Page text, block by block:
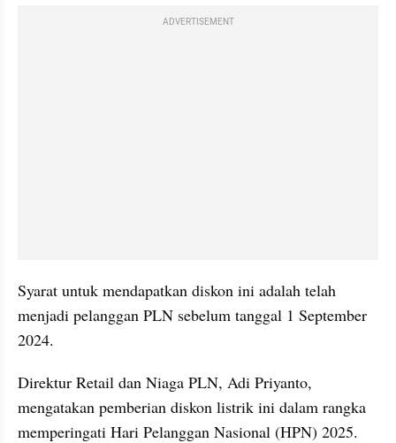
ADVERTISEMENT
Syarat untuk mendapatkan diskon ini adalah telah
menjadi pelanggan PLN sebelum tanggal 1 September
2024.
Direktur Retail dan Niaga PLN, Adi Priyanto,
mengatakan pemberian diskon listrik ini dalam rangka
memperingati Hari Pelanggan Nasional (HPN) 2025.